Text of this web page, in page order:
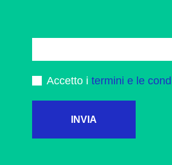
Accetto i termini e le
INVIA